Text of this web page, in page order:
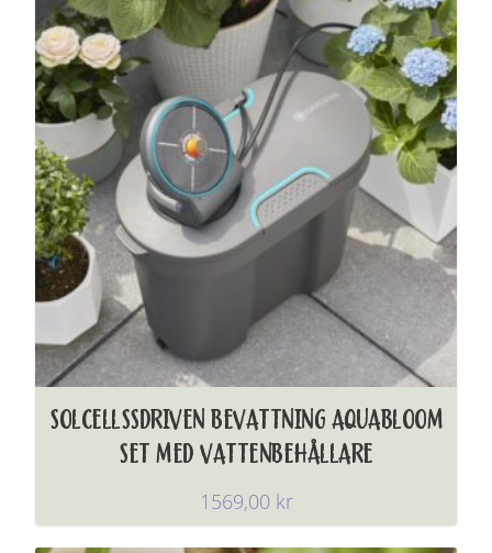
SOLCELLSSDRIVEN BEVATTNING AQUABLOOM
SET MED VATTENBEHÅLLARE
1569,00 kr